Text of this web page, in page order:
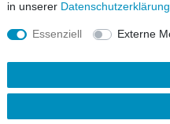
in unserer Daten­schutz­erklärung
Essenziell Externe